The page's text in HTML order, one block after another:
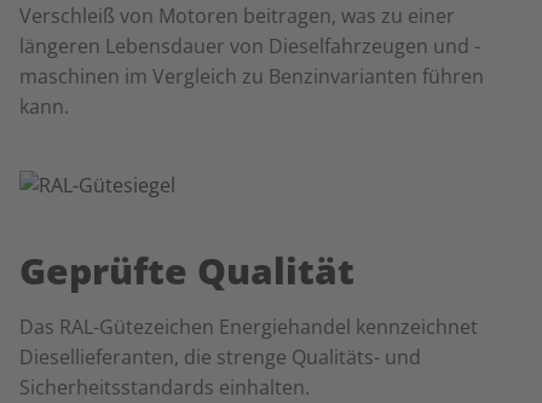
Verschleiß von Motoren beitragen, was zu einer
längeren Lebensdauer von Dieselfahrzeugen und -
maschinen im Vergleich zu Benzinvarianten führen
kann.
Geprüfte Qualität
Das RAL-Gütezeichen Energiehandel kennzeichnet
Diesellieferanten, die strenge Qualitäts- und
Sicherheitsstandards einhalten.